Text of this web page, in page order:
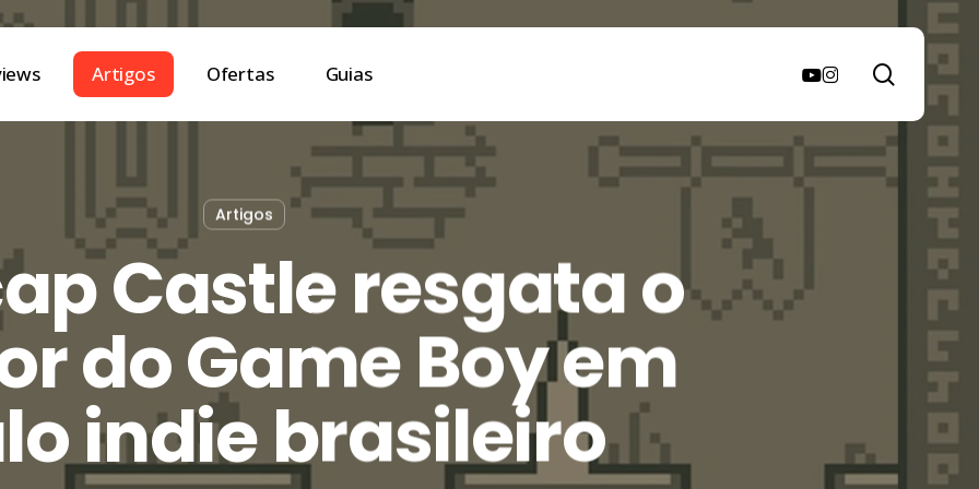
Artigos Ofertas Guias search
youtube
instagram
Artigos
Castle resgata o
do Game Boy em
indie brasileiro